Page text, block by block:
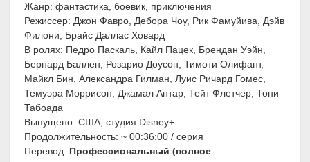
Жанр: фантастика, боевик, приключения
Режиссер: Джон Фавро, Дебора Чоу, Рик Фамуйива, Дэйв
Филони, Брайс Даллас Ховард
В ролях: Педро Паскаль, Кайл Пацек, Брендан Уэйн,
Бернард Баллен, Розарио Доусон, Тимоти Олифант,
Майкл Бин, Александра Гилман, Луис Ричард Гомес,
Темуэра Моррисон, Джамал Антар, Тейт Флетчер, Тони
Табоада
Выпущено: США, студия Disney+
Продолжительность: ~ 00:36:00 / серия
Перевод: Профессиональный (полное